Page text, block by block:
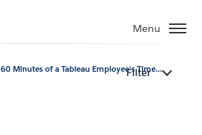
Menu
Minutes of a Tableau Employee's Time...
Filter